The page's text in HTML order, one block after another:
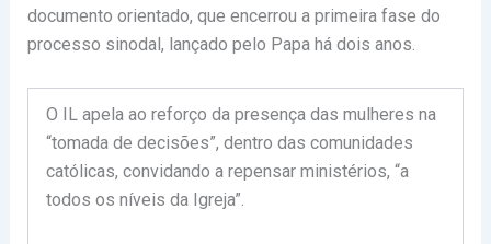
documento orientado, que encerrou a primeira fase do
processo sinodal, lançado pelo Papa há dois anos.
O IL apela ao reforço da presença das mulheres na
“tomada de decisões”, dentro das comunidades
católicas, convidando a repensar ministérios, “a
todos os níveis da Igreja”.